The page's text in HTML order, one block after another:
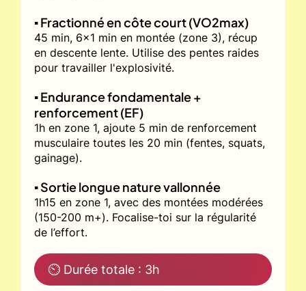
▪️ Fractionné en côte court (VO2max)
45 min, 6x1 min en montée (zone 3), récup
en descente lente. Utilise des pentes raides
pour travailler l'explosivité.
▪️ Endurance fondamentale +
renforcement (EF)
1h en zone 1, ajoute 5 min de renforcement
musculaire toutes les 20 min (fentes, squats,
gainage).
▪️ Sortie longue nature vallonnée
1h15 en zone 1, avec des montées modérées
(150-200 m+). Focalise-toi sur la régularité
de l’effort.
⏲ Durée totale : 3h